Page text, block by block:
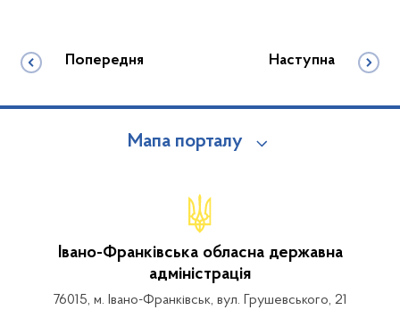
Попередня Наступна
Мапа порталу
Івано-Франківська обласна державна
адміністрація
76015, м. Івано-Франківськ, вул. Грушевського, 21